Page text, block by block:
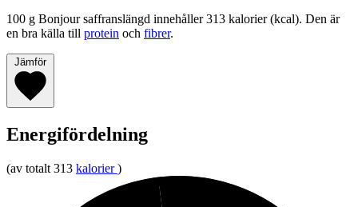
100 g Bonjour saffranslängd innehåller 313 kalorier (kcal). Den är
en bra källa till protein och fibrer.
Jämför
Energifördelning
(av totalt 313 kalorier )